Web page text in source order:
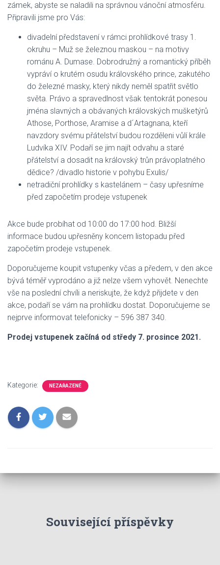
zámek, abyste se naladili na správnou vánoční atmosféru.
Připravili jsme pro Vás:
divadelní představení v rámci prohlídkové trasy 1.
okruhu – Muž se železnou maskou – na motivy
románu A. Dumase. Dobrodružný a romantický příběh
vypráví o krutém osudu královského prince, zakutého
do železné masky, který nikdy neměl spatřit světlo
světa. Právo a spravedlnost však tentokrát ponesou
jména slavných a obávaných královských mušketýrů
Athose, Porthose, Aramise a d´Artagnana, kteří
navzdory svému přátelství budou rozděleni vůlí krále
Ludvíka XIV. Podaří se jim najít odvahu a staré
přátelství a dosadit na královský trůn právoplatného
dědice? /divadlo historie v pohybu Exulis/
netradiční prohlídky s kastelánem – časy upřesníme
před započetím prodeje vstupenek
Akce bude probíhat od 10:00 do 17:00 hod. Bližší
informace budou upřesněny koncem listopadu před
započetím prodeje vstupenek.
Doporučujeme koupit vstupenky včas a předem, v den akce
bývá téměř vyprodáno a již nelze všem vyhovět. Nenechte
vše na poslední chvíli a neriskujte, že když přijdete v den
akce, podaří se vám na prohlídku dostat. Doporučujeme se
nejprve informovat telefonicky – 596 387 340.
Prodej vstupenek začíná od středy 7. prosince 2021.
Kategorie: NEZAŘAZENÉ
Související příspěvky